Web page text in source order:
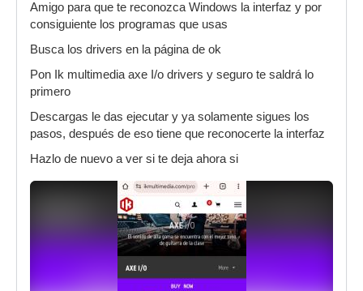
Amigo para que te reconozca Windows la interfaz y por
consiguiente los programas que usas
Busca los drivers en la página de ok
Pon Ik multimedia axe I/o drivers y seguro te saldrá lo
primero
Descargas le das ejecutar y ya solamente sigues los
pasos, después de eso tiene que reconocerte la interfaz
Hazlo de nuevo a ver si te deja ahora si